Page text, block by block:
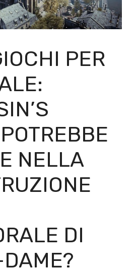
PER
NELLA
DI